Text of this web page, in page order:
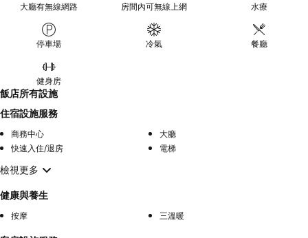
大廳有無線網路 房間內可無線上網 水療
停車場 冷氣 餐廳
健身房
飯店所有設施
住宿設施服務
商務中心
大廳
快速入住/退房
電梯
檢視更多
健康與養生
按摩 三溫暖